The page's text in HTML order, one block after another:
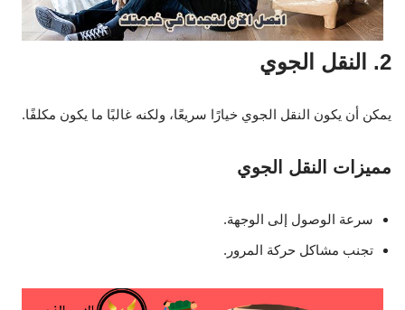
2. النقل الجوي
يمكن أن يكون النقل الجوي خيارًا سريعًا، ولكنه غالبًا ما يكون مكلفًا.
مميزات النقل الجوي
سرعة الوصول إلى الوجهة.
تجنب مشاكل حركة المرور.